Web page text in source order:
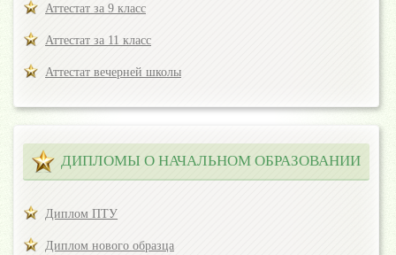
Аттестат за 9 класс
Аттестат за 11 класс
Аттестат вечерней школы
ДИПЛОМЫ О НАЧАЛЬНОМ ОБРАЗОВАНИИ
Диплом ПТУ
Диплом нового образца